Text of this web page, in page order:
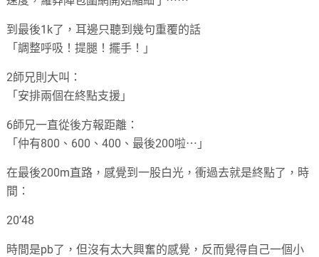
到最後1k了，耳邊只聽到幾句重覆的話
「調整呼吸！提腿！擺手！」
2師兄則大叫：
「安排兩個在終點支援」
6師兄一直從後方報距離：
「仲有800、600、400、最後200啦⋯」
在最後200m直路，感覺到一股白光，衝過去就是終點了，時
間：
20’48
時間是pb了，但沒有太大興奮的感覺，反而覺得自己一個小